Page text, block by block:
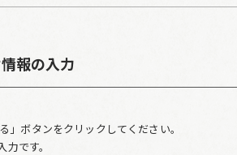
報の入力
ボタンをクリックしてください。
力です。